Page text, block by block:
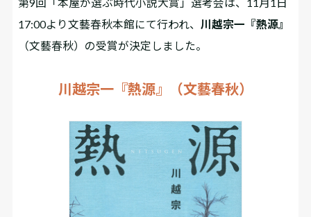
第9回「本屋が選ぶ時代小説大賞」選考会は、11月1日
17:00より文藝春秋本館にて行われ、 川越宗一『熱源』
（文藝春秋）の受賞が決定しました。
川越宗一『熱源』（文藝春秋）